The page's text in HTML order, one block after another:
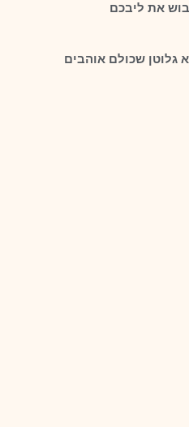
את ליבכם
גלוטן שכולם אוהבים